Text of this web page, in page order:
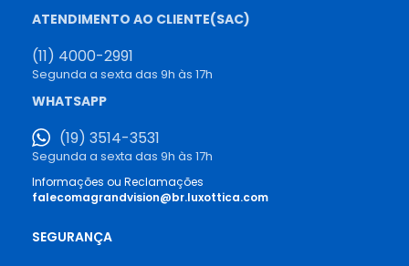
ATENDIMENTO AO CLIENTE(SAC)
(11) 4000-2991
Segunda a sexta das 9h às 17h
WHATSAPP
(19) 3514-3531
Segunda a sexta das 9h às 17h
Informações ou Reclamações
falecomagrandvision@br.luxottica.com
SEGURANÇA